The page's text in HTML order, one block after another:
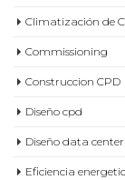
Climatización de
Commissioning
Construccion CPD
Diseño cpd
Diseño data center
Eficiencia